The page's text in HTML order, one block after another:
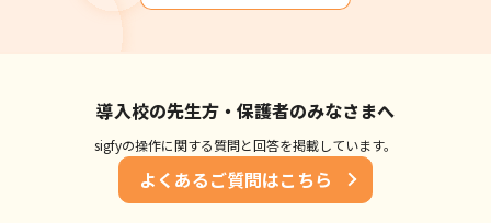
導入校の先生方・保護者のみなさまへ
sigfyの操作に関する質問と回答を掲載しています。
よくあるご質問はこちら